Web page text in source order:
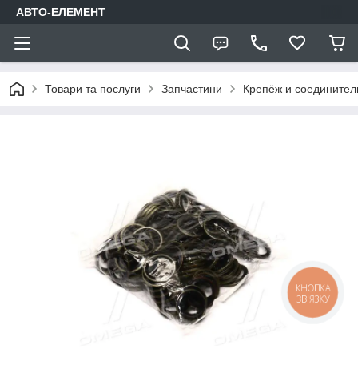
АВТО-ЕЛЕМЕНТ
Товари та послуги Запчастини Крепёж и
КНОПКА
ЗВ'ЯЗКУ